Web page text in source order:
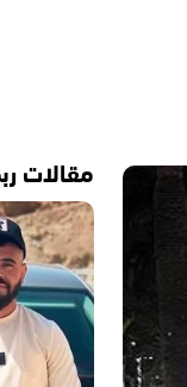
مقالات